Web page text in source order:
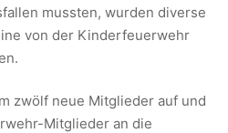
mussten, wurden diverse
von der Kinderfeuerwehr
zwölf neue Mitglieder auf und
Mitglieder an die